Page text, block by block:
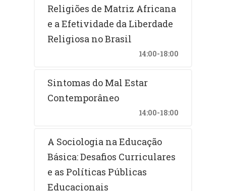
Religiões de Matriz Africana
e a Efetividade da Liberdade
Religiosa no Brasil
14:00-18:00
Sintomas do Mal Estar
Contemporâneo
14:00-18:00
A Sociologia na Educação
Básica: Desafios Curriculares
e as Políticas Públicas
Educacionais